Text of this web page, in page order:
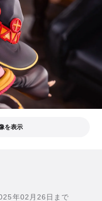
を表示
年02月26日まで